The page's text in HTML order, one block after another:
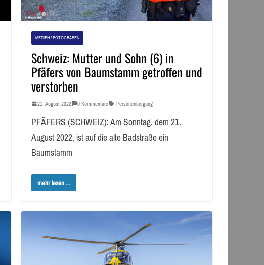
MEDIEN / FOTOGRAFEN
Schweiz: Mutter und Sohn (6) in
Pfäfers von Baumstamm getroffen und
verstorben
21. August 2022 0 Kommentare Personenbergung
PFÄFERS (SCHWEIZ): Am Sonntag. dem 21.
August 2022, ist auf die alte Badstraße ein
Baumstamm
mehr lesen ...